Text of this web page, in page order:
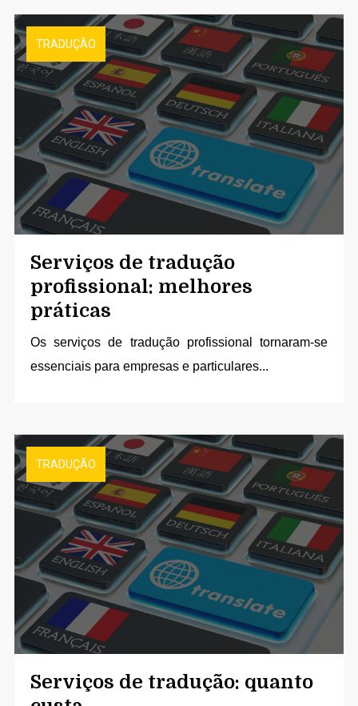
TRADUÇÃO
Serviços de tradução
profissional: melhores
práticas
Osserviços de traduçãoprofissional tornaram-se
essenciais para empresas e particulares...
TRADUÇÃO
Serviços de tradução: quanto